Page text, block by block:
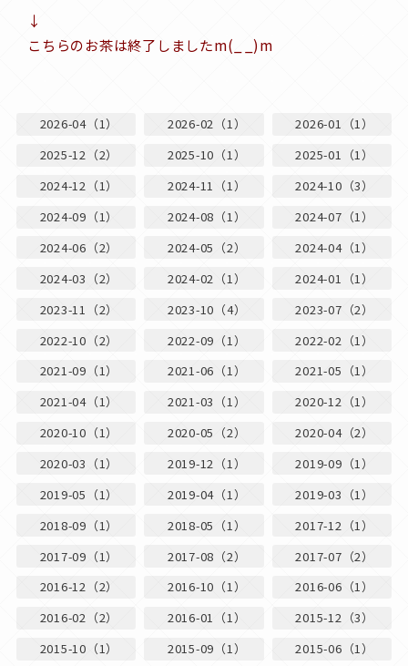
↓
こちらのお茶は終了しましたm(_ _)m
2026-04（1） 2026-02（1）
2026-01（1）
2025-12（2）
2025-10（1）
2025-01（1）
2024-12（1）
2024-11（1）
2024-10（3）
2024-09（1）
2024-08（1）
2024-07（1）
2024-06（2）
2024-05（2）
2024-04（1）
2024-03（2）
2024-02（1）
2024-01（1）
2023-11（2）
2023-10（4）
2023-07（2）
2022-10（2）
2022-09（1）
2022-02（1）
2021-09（1）
2021-06（1）
2021-05（1）
2021-04（1）
2021-03（1）
2020-12（1）
2020-10（1）
2020-05（2）
2020-04（2）
2020-03（1）
2019-12（1）
2019-09（1）
2019-05（1）
2019-04（1）
2019-03（1）
2018-09（1）
2018-05（1）
2017-12（1）
2017-09（1）
2017-08（2）
2017-07（2）
2016-12（2）
2016-10（1）
2016-06（1）
2016-02（2）
2016-01（1）
2015-12（3）
2015-10（1）
2015-09（1）
2015-06（1）